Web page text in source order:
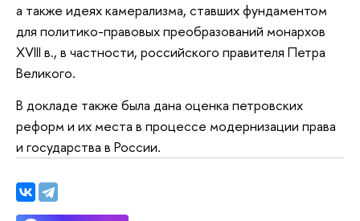
а также идеях камерализма, ставших фундаментом
для политико-правовых преобразований монархов
XVIII в., в частности, российского правителя Петра
Великого.
В докладе также была дана оценка петровских
реформ и их места в процессе модернизации права
и государства в России.